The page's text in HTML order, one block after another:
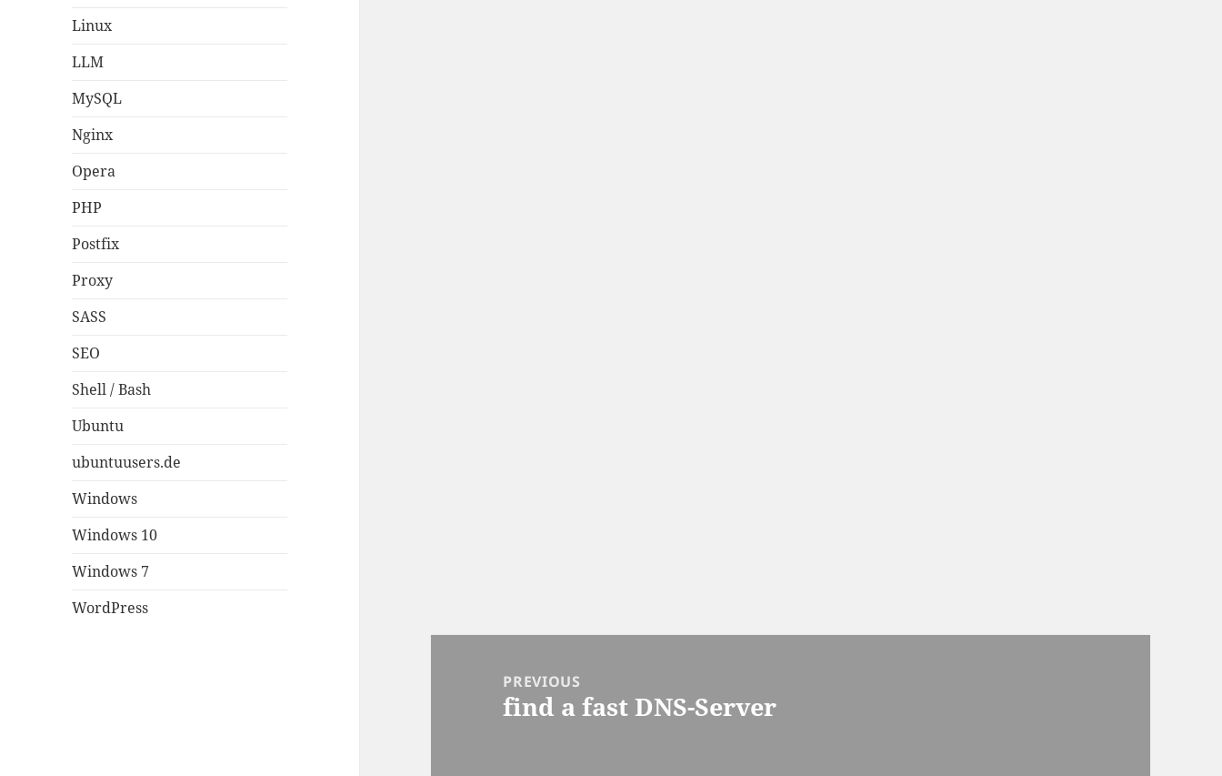
Linux
LLM
MySQL
Nginx
Opera
PHP
Postfix
Proxy
SASS
SEO
Shell / Bash
Ubuntu
ubuntuusers.de
Windows
Windows 10
Windows 7
WordPress
navigationPREVIOUS
Previous
find a fast DNS-Server